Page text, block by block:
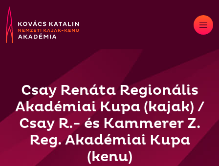
Skip
to
content
Csay Renáta Regionális
Akadémiai Kupa (kajak) /
Csay R.- és Kammerer Z.
Reg. Akadémiai Kupa
(kenu)